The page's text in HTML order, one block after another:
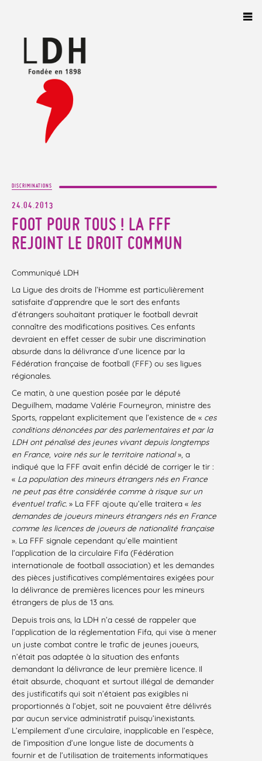
DISCRIMINATIONS
24.04.2013
FOOT POUR TOUS ! LA FFF
REJOINT LE DROIT COMMUN
Communiqué LDH
La Ligue des droits de l’Homme est particulièrement
satisfaite d’apprendre que le sort des enfants
d’étrangers souhaitant pratiquer le football devrait
connaître des modifications positives. Ces enfants
devraient en effet cesser de subir une discrimination
absurde dans la délivrance d’une licence par la
Fédération française de football (FFF) ou ses ligues
régionales.
Ce matin, à une question posée par le député
Deguilhem, madame Valérie Fourneyron, ministre des
Sports, rappelant explicitement que l’existence de « ces
conditions dénoncées par des parlementaires et par la
LDH ont pénalisé des jeunes vivant depuis longtemps
en France, voire nés sur le territoire national», a
indiqué que la FFF avait enfin décidé de corriger le tir :
« La population des mineurs étrangers nés en France
ne peut pas être considérée comme à risque sur un
éventuel trafic. » La FFF ajoute qu’elle traitera « les
demandes de joueurs mineurs étrangers nés en France
comme les licences de joueurs de nationalité française
». La FFF signale cependant qu’elle maintient
l’application de la circulaire Fifa (Fédération
internationale de football association) et les demandes
des pièces justificatives complémentaires exigées pour
la délivrance de premières licences pour les mineurs
étrangers de plus de 13 ans.
Depuis trois ans, la LDH n’a cessé de rappeler que
l’application de la réglementation Fifa, qui vise à mener
un juste combat contre le trafic de jeunes joueurs,
n’était pas adaptée à la situation des enfants
demandant la délivrance de leur première licence. Il
était absurde, choquant et surtout illégal de demander
des justificatifs qui soit n’étaient pas exigibles ni
proportionnés à l’objet, soit ne pouvaient être délivrés
par aucun service administratif puisqu’inexistants.
L’empilement d’une circulaire, inapplicable en l’espèce,
de l’imposition d’une longue liste de documents à
fournir et de l’utilisation de traitements informatiques